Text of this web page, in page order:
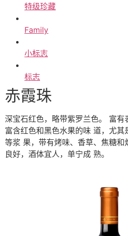
特级珍藏
Family
⼩标志
标志
⾚霞珠
深宝⽯红⾊，略带紫罗兰⾊。 富有
富含红⾊和⿊⾊⽔果的味 道，尤
等浆 果，带有烤味、⾹草、焦糖
良好，酒体宜⼈，单宁成 熟。